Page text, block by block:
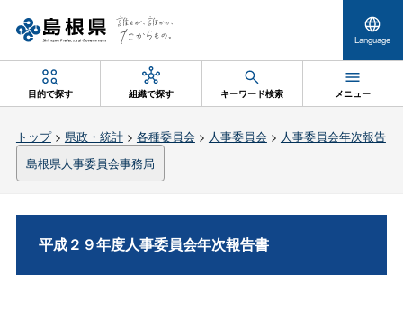
Language
目的で探す 組織で探す キーワード検索 メニュー
トップ> 県政・統計> 各種委員会 > 人事委員会 > 人事委員会年次報告
島根県人事委員会事務局
平成２９年度人事委員会年次報告書